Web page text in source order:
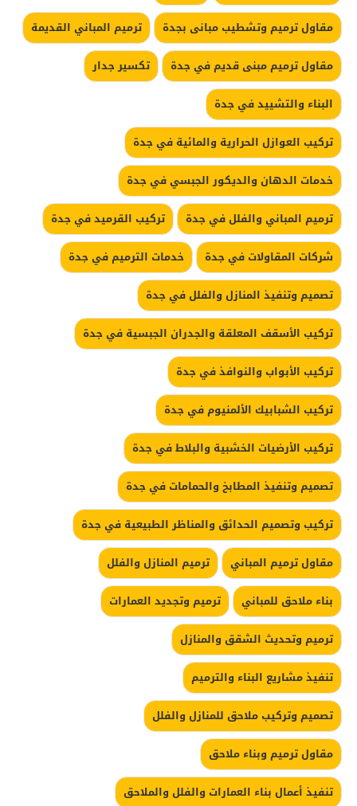
مقاول ترميم وتشطيب مبانى بجدة
ترميم المباني القديمة
مقاول ترميم مبنى قديم في جدة
تكسير جدار
البناء والتشييد في جدة
تركيب العوازل الحرارية والمائية في جدة
خدمات الدهان والديكور الجبسي في جدة
ترميم المباني والفلل في جدة
تركيب القرميد في جدة
شركات المقاولات في جدة
خدمات الترميم في جدة
تصميم وتنفيذ المنازل والفلل في جدة
تركيب الأسقف المعلقة والجدران الجبسية في جدة
تركيب الأبواب والنوافذ في جدة
تركيب الشبابيك الألمنيوم في جدة
تركيب الأرضيات الخشبية والبلاط في جدة
تصميم وتنفيذ المطابخ والحمامات في جدة
تركيب وتصميم الحدائق والمناظر الطبيعية في جدة
مقاول ترميم المباني
ترميم المنازل والفلل
بناء ملاحق للمباني
ترميم وتجديد العمارات
ترميم وتحديث الشقق والمنازل
تنفيذ مشاريع البناء والترميم
تصميم وتركيب ملاحق للمنازل والفلل
مقاول ترميم وبناء ملاحق
تنفيذ أعمال بناء العمارات والفلل والملاحق